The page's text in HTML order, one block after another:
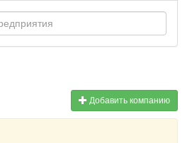
Добавить компанию